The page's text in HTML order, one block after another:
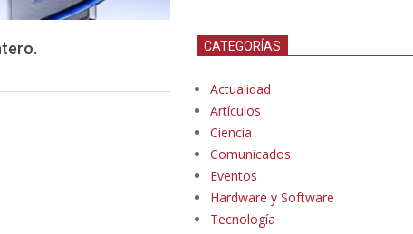
CATEGORÍAS
Actualidad
Artículos
Ciencia
Comunicados
Eventos
Hardware y Software
Tecnología